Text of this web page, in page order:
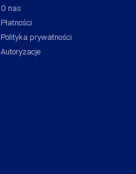
O nas
Płatności
Polityka prywatności
Autoryzacje